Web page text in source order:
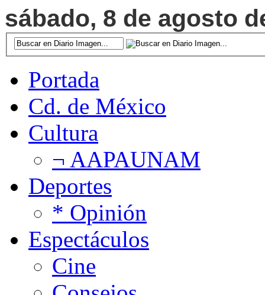
sábado, 8 de agosto
Portada
Cd. de México
Cultura
¬ AAPAUNAM
Deportes
* Opinión
Espectáculos
Cine